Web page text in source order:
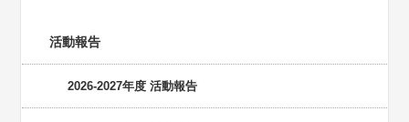
活動報告
2026-2027年度 活動報告